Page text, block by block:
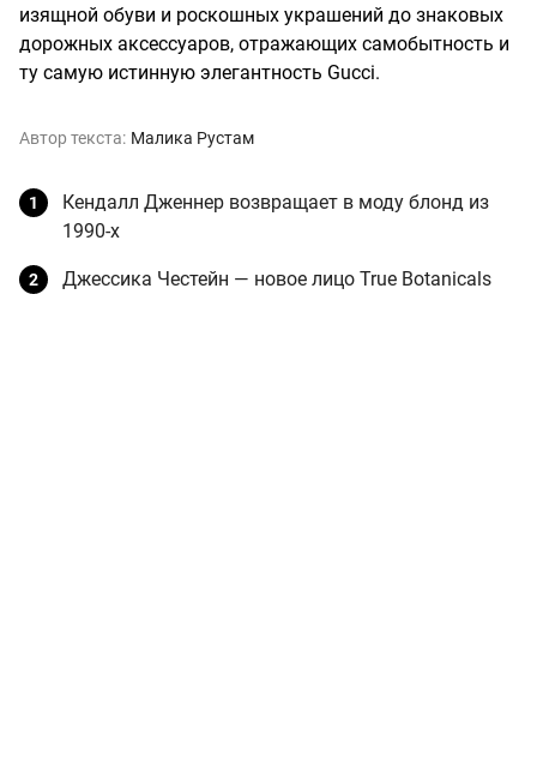
изящной обуви и роскошных украшений до знаковых
дорожных аксессуаров, отражающих самобытность и
ту самую истинную элегантность Gucci.
Автор текста: Малика Рустам
Кендалл Дженнер возвращает в моду блонд из
1990-х
Джессика Честейн — новое лицо True Botanicals